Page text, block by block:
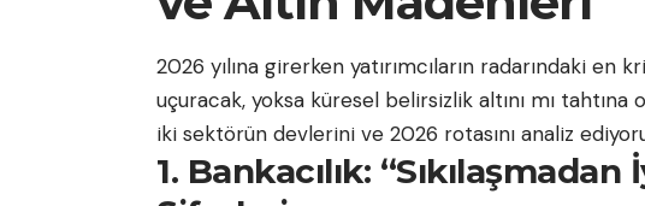
2026 yılına girerken yatırımcıların radarındaki en
uçuracak, yoksa küresel belirsizlik altını mı
iki sektörün devlerini ve 2026 rotasını analiz
1. Bankacılık: